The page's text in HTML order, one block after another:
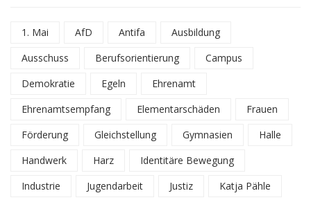
1. Mai AfD Antifa
Ausbildung
Ausschuss
Berufsorientierung
Campus
Demokratie
Egeln
Ehrenamt
Ehrenamtsempfang
Elementarschäden
Frauen
Förderung
Gleichstellung Gymnasien
Halle
Handwerk
Harz
Identitäre Bewegung
Industrie
Jugendarbeit Justiz
Katja Pähle